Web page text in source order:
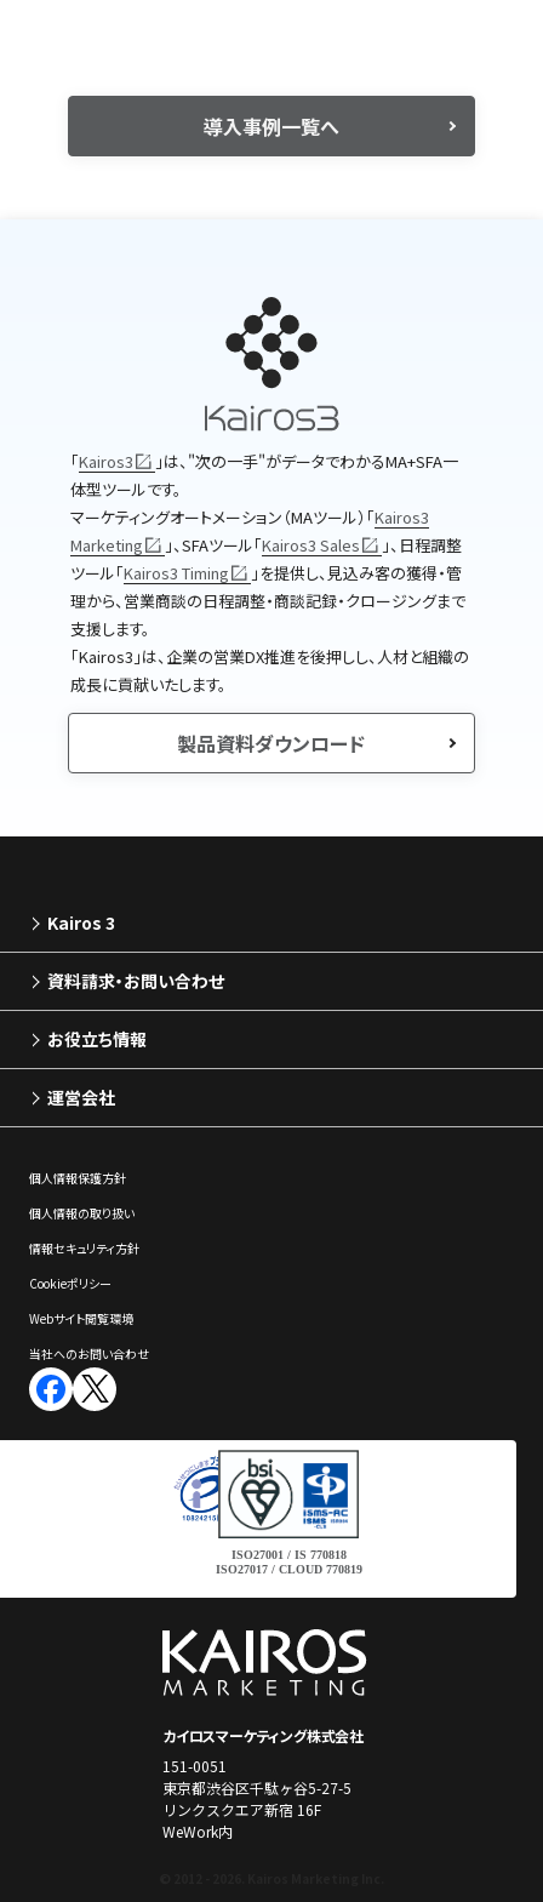
導入事例一覧へ
｢Kairos3
｣は、"次の一手"がデータでわかるMA+SFA一
体型ツールです。
マーケティングオートメーション（MAツール）｢Kairos3
Marketing
｣、SFAツール｢Kairos3 Sales
｣、日程調整
ツール｢Kairos3 Timing
｣を提供し、見込み客の獲得・管
理から、営業商談の日程調整・商談記録・クロージングまで
支援します。
｢Kairos3｣は、企業の営業DX推進を後押しし、人材と組織の
成長に貢献いたします。
製品資料ダウンロード
カイロスマーケティング株式会社
151-0051
東京都渋谷区千駄ヶ谷5-27-5
リンクスクエア新宿 16F
WeWork内
ISO27001 / IS 770818
ISO27017 / CLOUD 770819
Kairos 3
資料請求・お問い合わせ
お役立ち情報
運営会社
個⼈情報保護⽅針
個⼈情報の取り扱い
情報セキュリティ⽅針
Cookieポリシー
Webサイト閲覧環境
当社へのお問い合わせ